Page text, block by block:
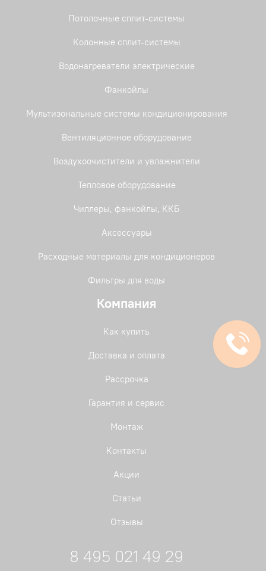
Потолочные сплит-системы
Колонные сплит-системы
Водонагреватели электрические
Фанкойлы
Мультизональные системы кондиционирования
Вентиляционное оборудование
Воздухоочистители и увлажнители
Тепловое оборудование
Чиллеры, фанкойлы, ККБ
Аксессуары
Расходные материалы для кондиционеров
Фильтры для воды
Компания
Как купить
Доставка и оплата
Рассрочка
Гарантия и сервис
Монтаж
Контакты
Акции
Статьи
Отзывы
8 495 021 49 29